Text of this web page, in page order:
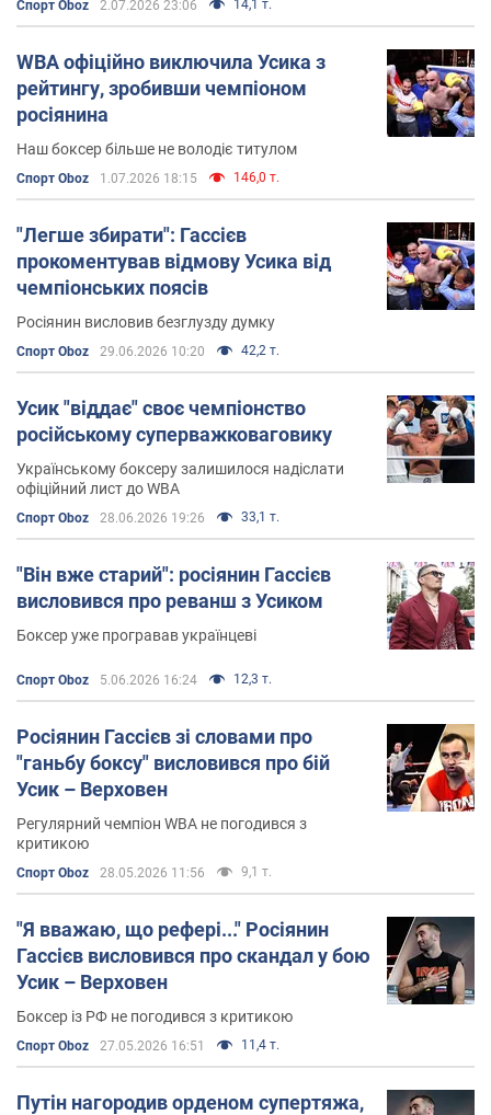
Спорт Oboz 2.07.2026 23:06 14,1 т.
WBA офіційно виключила Усика з
рейтингу, зробивши чемпіоном
росіянина
Наш боксер більше не володіє титулом
Спорт Oboz 1.07.2026 18:15 146,0 т.
"Легше збирати": Гассієв
прокоментував відмову Усика від
чемпіонських поясів
Росіянин висловив безглузду думку
Спорт Oboz 29.06.2026 10:20 42,2 т.
Усик "віддає" своє чемпіонство
російському суперважковаговику
Українському боксеру залишилося надіслати
офіційний лист до WBA
Спорт Oboz 28.06.2026 19:26 33,1 т.
"Він вже старий": росіянин Гассієв
висловився про реванш з Усиком
Боксер уже програвав українцеві
Спорт Oboz 5.06.2026 16:24 12,3 т.
Росіянин Гассієв зі словами про
"ганьбу боксу" висловився про бій
Усик – Верховен
Регулярний чемпіон WBA не погодився з
критикою
Спорт Oboz 28.05.2026 11:56 9,1 т.
"Я вважаю, що рефері..." Росіянин
Гассієв висловився про скандал у бою
Усик – Верховен
Боксер із РФ не погодився з критикою
Спорт Oboz 27.05.2026 16:51 11,4 т.
Путін нагородив орденом супертяжа,